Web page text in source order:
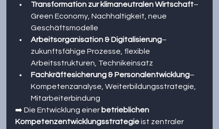
Transformation zur klimaneutralen Wirtschaft–
Green Economy, Nachhaltigkeit, neue
Geschäftsmodelle
Arbeitsorganisation & Digitalisierung–
zukunftsfähige Prozesse, flexible
Arbeitsstrukturen, Technikeinsatz
Fachkräftesicherung & Personalentwicklung–
Kompetenzanalyse, Weiterbildungsstrategie,
Mitarbeiterbindung
➡️ Die Entwicklung einer betrieblichen
Kompetenzentwicklungsstrategie ist zentraler